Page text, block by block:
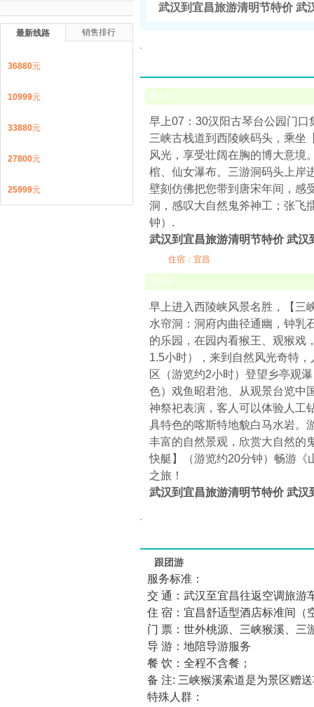
武汉到宜昌旅游清明节特价 武
第1天
早上07：30汉阳古琴台公园门
三峡古栈道到西陵峡码头，乘坐
风光，享受壮阔在胸的博大意境
棺、仙女瀑布。三游洞码头上岸
壁刻仿佛把您带到唐宋年间，感
洞，感叹大自然鬼斧神工；张飞
钟）.
武汉到宜昌旅游清明节特价 武
住宿：宜昌
第2天
早上进入西陵峡风景名胜，【三
水帘洞：洞府内曲径通幽，钟乳
的乐园，在园内看猴王、观猴戏
1.5小时），来到自然风光奇特
区（游览约2小时）登望乡亭观
色）戏鱼昭君池、从观景台览
神祭祀表演，客人可以体验人
具特色的喀斯特地貌白马水岩。
丰富的自然景观，欣赏大自然的
快艇】（游览约20分钟）畅游
之旅！
武汉到宜昌旅游清明节特价 武
跟团游
服务标准：
交 通：武汉至宜昌往返空调旅游
住 宿：宜昌舒适型酒店标准间（
门 票：世外桃源、三峡猴溪、三
导 游：地陪导游服务
餐 饮：全程不含餐；
备 注: 三峡猴溪索道是为景区赠
特殊人群：
最新线路 销售排行
36880元
10999元
33880元
27800元
25999元